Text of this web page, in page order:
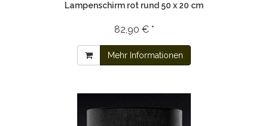
Lampenschirm rot rund 50 x 20 cm
82,90 € *
Mehr Informationen